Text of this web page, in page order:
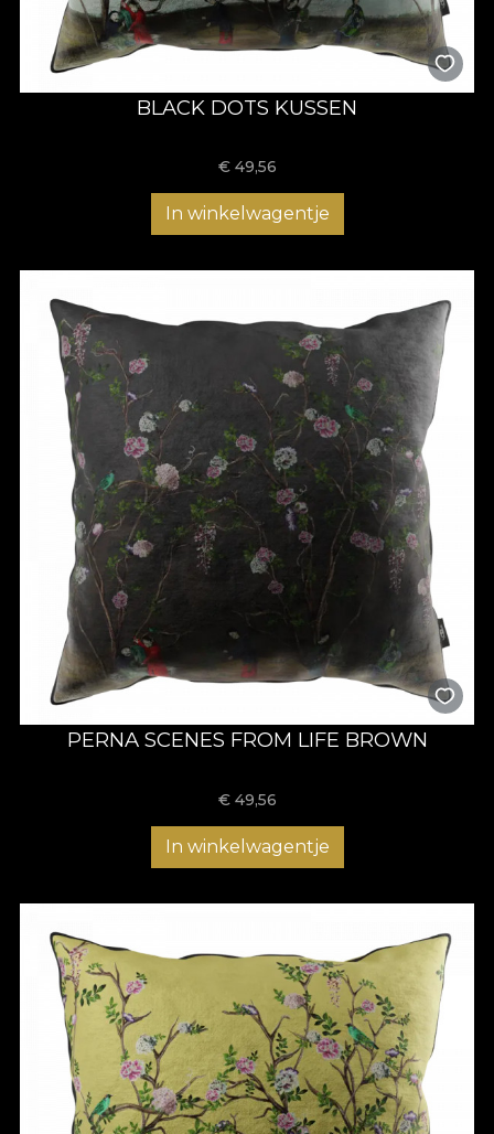
BLACK DOTS KUSSEN
€ 49,56
In winkelwagentje
PERNA SCENES FROM LIFE BROWN
€ 49,56
In winkelwagentje